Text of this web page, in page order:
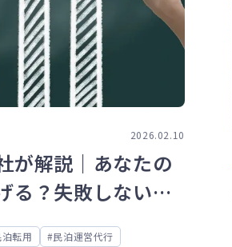
2026.02.10
が解説｜あなたの
る？失敗しない収
ンの考え方
泊転用 民泊運営代行